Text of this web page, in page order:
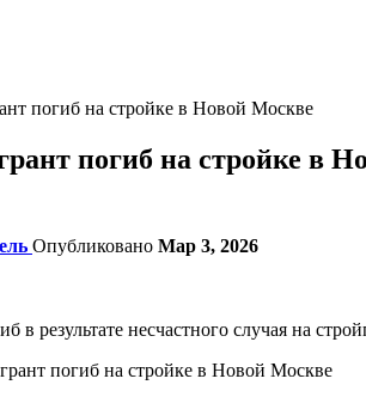
погиб на стройке в Новой Москве
погиб на стройке в
Опубликовано Мар 3, 2026
в результате несчастного случая на